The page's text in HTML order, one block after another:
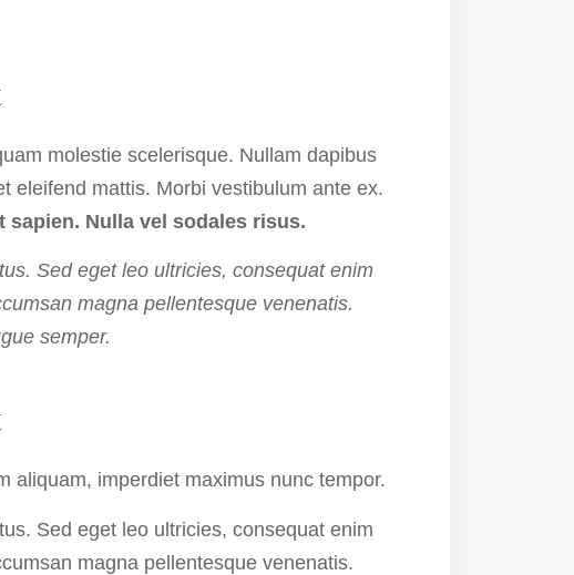
molestie scelerisque. Nullam dapibus
eleifend mattis. Morbi vestibulum ante ex.
Nulla vel sodales risus.
Sed eget leo ultricies, consequat enim
magna pellentesque venenatis.
semper.
aliquam, imperdiet maximus nunc tempor.
Sed eget leo ultricies, consequat enim
magna pellentesque venenatis.